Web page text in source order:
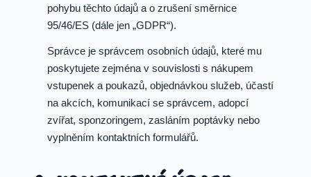
pohybu těchto údajů a o zrušení směrnice
95/46/ES (dále jen „GDPR“).
Správce je správcem osobních údajů, které mu
poskytujete zejména v souvislosti s nákupem
vstupenek a poukazů, objednávkou služeb, účastí
na akcích, komunikací se správcem, adopcí
zvířat, sponzoringem, zasláním poptávky nebo
vyplněním kontaktních formulářů.